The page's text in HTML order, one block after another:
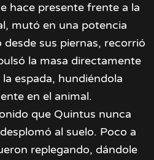
hace presente frente a la
mutó en una potencia
sus piernas, recorrió
la masa directamente
espada, hundiéndola
en el animal.
que Quintus nunca
al suelo. Poco a
replegando, dándole